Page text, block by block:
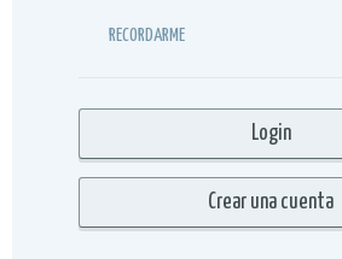
RECORDARME